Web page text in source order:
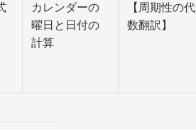
カレンダーの
曜日と日付の
計算
【周期性の代
数翻訳】